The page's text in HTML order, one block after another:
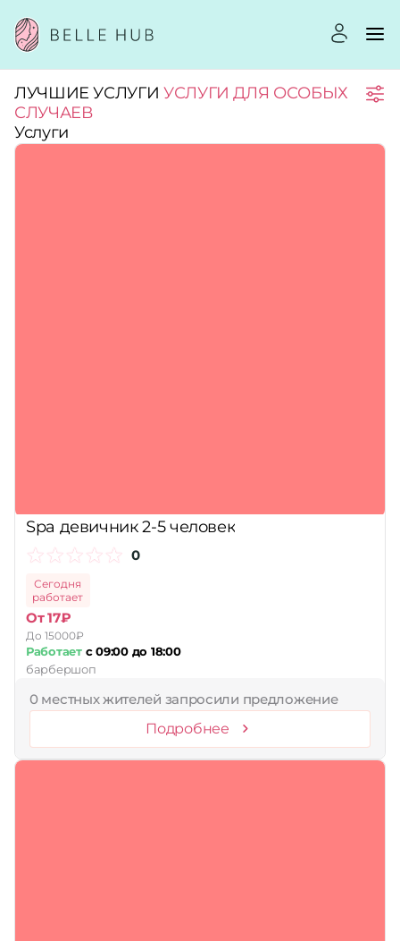
Город:
ЛУЧШИЕ УСЛУГИ УСЛУГИ ДЛЯ ОСОБЫХ
СЛУЧАЕВ
Услуги
Spa девичник 2-5 человек
0
Сегодня
работает
От 17₽
До 15000₽
Работаетс 09:00 до 18:00
барбершоп
0 местных жителей запросили предложение
Подробнее